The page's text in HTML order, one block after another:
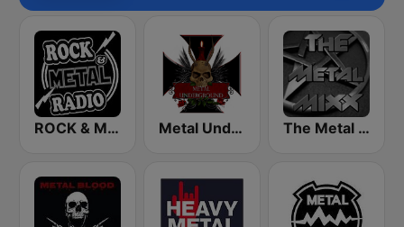
ROCK & METAL Metal Underground The Metal MIXX